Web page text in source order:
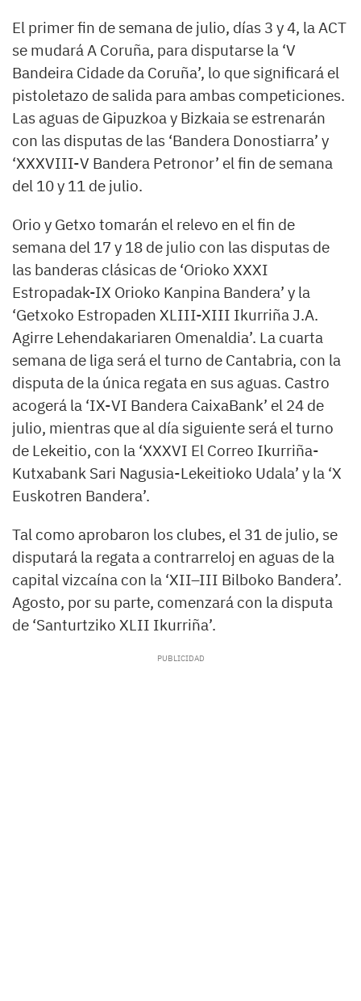
El primer fin de semana de julio, días 3 y 4, la ACT
se mudará A Coruña, para disputarse la ‘V
Bandeira Cidade da Coruña’, lo que significará el
pistoletazo de salida para ambas competiciones.
Las aguas de Gipuzkoa y Bizkaia se estrenarán
con las disputas de las ‘Bandera Donostiarra’ y
‘XXXVIII-V Bandera Petronor’ el fin de semana
del 10 y 11 de julio.
Orio y Getxo tomarán el relevo en el fin de
semana del 17 y 18 de julio con las disputas de
las banderas clásicas de ‘Orioko XXXI
Estropadak-IX Orioko Kanpina Bandera’ y la
‘Getxoko Estropaden XLIII-XIII Ikurriña J.A.
Agirre Lehendakariaren Omenaldia’. La cuarta
semana de liga será el turno de Cantabria, con la
disputa de la única regata en sus aguas. Castro
acogerá la ‘IX-VI Bandera CaixaBank’ el 24 de
julio, mientras que al día siguiente será el turno
de Lekeitio, con la ‘XXXVI El Correo Ikurriña-
Kutxabank Sari Nagusia-Lekeitioko Udala’ y la ‘X
Euskotren Bandera’.
Tal como aprobaron los clubes, el 31 de julio, se
disputará la regata a contrarreloj en aguas de la
capital vizcaína con la ‘XII–III Bilboko Bandera’.
Agosto, por su parte, comenzará con la disputa
de ‘Santurtziko XLII Ikurriña’.